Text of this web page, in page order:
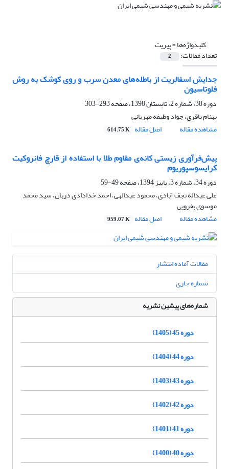
کلیدواژه‌ها =پیریت
تعداد مقالات: 2
جدایش اسفالریت از باطله‌های معدن سرب و روی کوشک به روش
فلوتاسیون
دوره 38، شماره 2، تابستان 1398، صفحه
293-303
بهنام باقری، جواد وظیفه مهربانی
مشاهده مقاله
اصل مقاله 614.75 K
پیش‌فرآوری زیستی کانه‌ی مقاوم طلا با استفاده از قارچ فانروکیت
کرایسوسپوریوم
دوره 34، شماره 3، پاییز 1394، صفحه
49-59
علی عبداله نجف آبادی، محمود عبدالهی، احمد خدادادی دربان، سید محمد
موسوی بفرویی
مشاهده مقاله
اصل مقاله 959.07 K
مقالات آماده انتشار
شماره جاری
شماره‌های پیشین نشریه
دوره 45 (1405)
دوره 44 (1404)
دوره 43 (1403)
دوره 42 (1402)
دوره 41 (1401)
دوره 40 (1400)